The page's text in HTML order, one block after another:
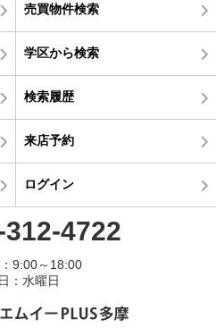
売買物件検索
学区から検索
検索履歴
来店予約
ログイン
312-4722
9:00～18:00
：水曜日